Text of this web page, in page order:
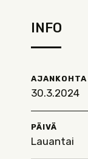
INFO
AJANKOHTA
30.3.2024
PÄIVÄ
Lauantai